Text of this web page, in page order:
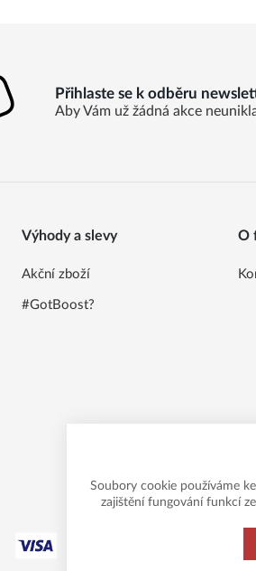
Přihlaste se k odběru
Aby Vám už žádná akce
Výhody a slevy
Akční zboží
#GotBoost?
O
Soubory cookie používáme
zajištění fungování funkcí